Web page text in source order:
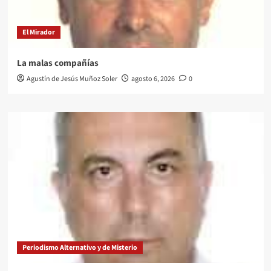
El Mirador
La malas compañías
Agustín de Jesús Muñoz Soler agosto 6, 2026 0
Periodismo Alternativo y de Misterio